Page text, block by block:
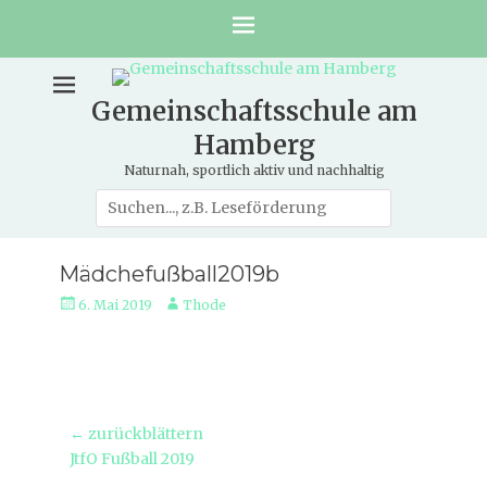
Gemeinschaftsschule am
Hamberg
Naturnah, sportlich aktiv und nachhaltig
Suche
nach:
Mädchefußball2019b
Veröffentlicht
6. Mai 2019 AutorThode
Beitragsnavigation
← zurückblättern
Vorheriger
JtfO Fußball 2019